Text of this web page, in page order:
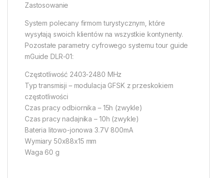
Zastosowanie
System polecany firmom turystycznym, które
wysyłają swoich klientów na wszystkie kontynenty.
Pozostałe parametry cyfrowego systemu tour guide
mGuide DLR-01:
Częstotliwość 2403-2480 MHz
Typ transmisji – modulacja GFSK z przeskokiem
częstotliwości
Czas pracy odbiornika – 15h (zwykle)
Czas pracy nadajnika – 10h (zwykle)
Bateria litowo-jonowa 3.7V 800mA
Wymiary 50x88x15 mm
Waga 60 g